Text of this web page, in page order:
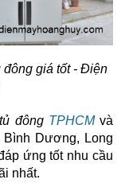
đông giá tốt - Điện
đông TPHCM và
Dương, Long
ứng tốt nhu cầu
nhất.